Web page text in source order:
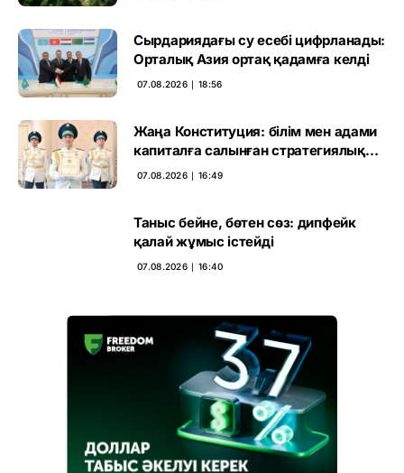
Сырдариядағы су есебі цифрланады:
Орталық Азия ортақ қадамға келді
07.08.2026 ∣ 18:56
Жаңа Конституция: білім мен адами
капиталға салынған стратегиялық
негіз
07.08.2026 ∣ 16:49
Таныс бейне, бөтен сөз: дипфейк
қалай жұмыс істейді
07.08.2026 ∣ 16:40